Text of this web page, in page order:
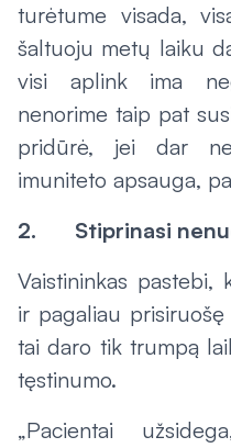
turėtume visada,
šaltuoju metų laiku
visi aplink ima
nenorime taip pat
pridūrė, jei dar
imuniteto apsauga,
2. Stiprinasi
Vaistininkas pastebi,
ir pagaliau
tai daro tik trumpą
tęstinumo.
„Pacientai